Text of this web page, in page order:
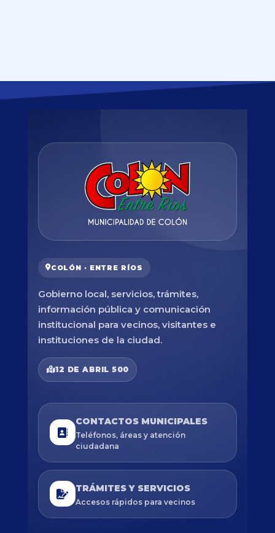
COLÓN · ENTRE RÍOS
Gobierno local, servicios, trámites,
información pública y comunicación
institucional para vecinos, visitantes e
instituciones de la ciudad.
12 DE ABRIL 500
CONTACTOS MUNICIPALES
Teléfonos, áreas y atención
ciudadana
TRÁMITES Y SERVICIOS
Accesos rápidos para vecinos